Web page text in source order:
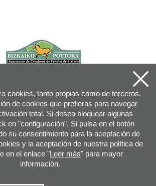
info@pottoka.info
cookies, tanto propias como de terceros.
de cookies que prefieras para navegar
total. Si desea bloquear algunas
en "configuración". Si pulsa en el botón
su consentimiento para la aceptación de
y la aceptación de nuestra política de
en el enlace "Leer más" para mayor
información.